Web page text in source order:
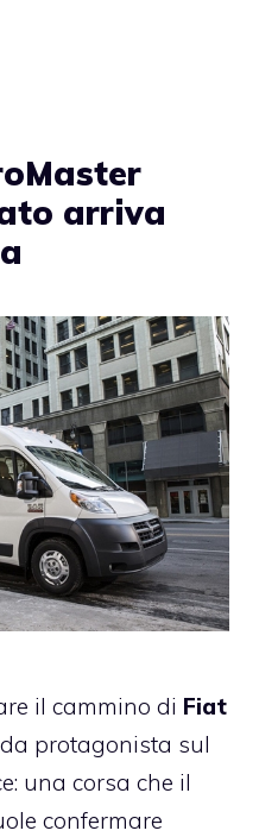
arriva
il cammino di Fiat
protagonista sul
una corsa che il
confermare